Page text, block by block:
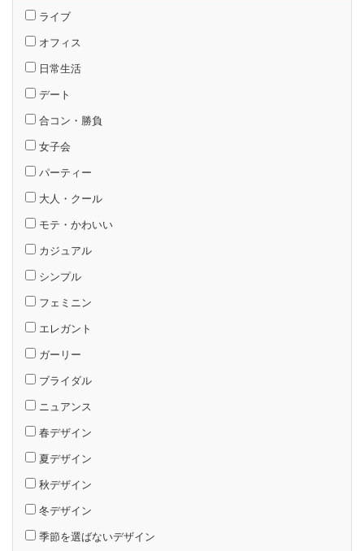
ライブ
オフィス
日常生活
デート
合コン・勝負
女子会
パーティー
大人・クール
モテ・かわいい
カジュアル
シンプル
フェミニン
エレガント
ガーリー
ブライダル
ニュアンス
春デザイン
夏デザイン
秋デザイン
冬デザイン
季節を選ばないデザイン